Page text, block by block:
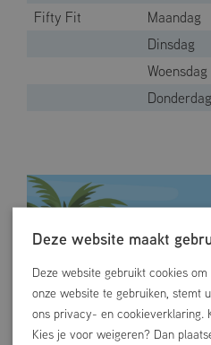
Fifty Fit
Maandag
Dinsdag
Woensdag
Donderdag
Deze website maakt
Deze website gebruikt cookies
onze website te gebruiken, stemt
ons privacy- en cookieverklaring.
Kies je voor weigeren? Dan